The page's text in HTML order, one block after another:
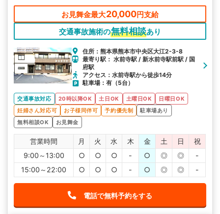
お見舞金最大20,000円支給
交通事故施術の無料相談あり
住所：熊本県熊本市中央区大江2-3-8
最寄り駅： 水前寺駅 / 新水前寺駅前駅 / 国
府駅
アクセス：水前寺駅から徒歩14分
駐車場：有（5台）
交通事故対応 20時以降OK 土日OK 土曜日OK
日曜日OK
妊婦さん対応可
お子様同伴可 予約優先制
駐車場あり
無料相談OK
お見舞金
営業時間 月 火 水 木 金 土 日
祝
9:00～13:00
○ ○ ○ - ○ ◎ ◎
-
15:00～22:00
○ ○ ○ - ○ ◎ ◎ -
電話で無料予約をする